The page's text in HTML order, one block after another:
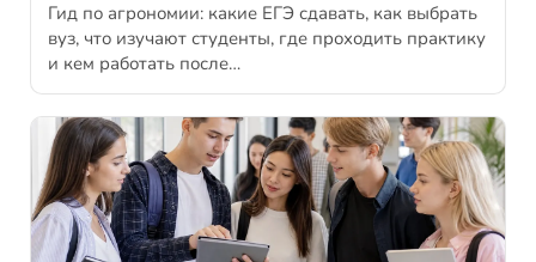
Гид по агрономии: какие ЕГЭ сдавать, как выбрать
вуз, что изучают студенты, где проходить практику
и кем работать после…